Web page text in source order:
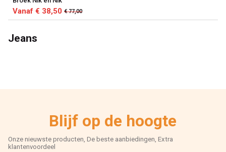
Vanaf € 38,50 € 77,00
Jeans
Blijf op de hoogte
Onze nieuwste producten, De beste aanbiedingen, Extra
klantenvoordeel